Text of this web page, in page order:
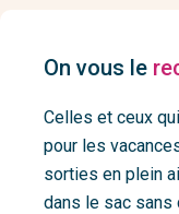
On vous le
Celles et ceux
pour les
sorties en plein
dans le sac